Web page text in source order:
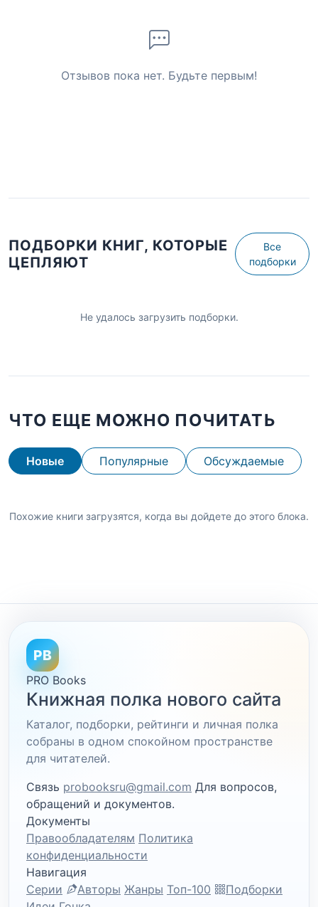
Отзывов пока нет. Будьте первым!
ПОДБОРКИ КНИГ, КОТОРЫЕ
ЦЕПЛЯЮТ
Все
подборки
Не удалось загрузить подборки.
ЧТО ЕЩЕ МОЖНО ПОЧИТАТЬ
Новые Популярные Обсуждаемые
Похожие книги загрузятся, когда вы дойдете до этого блока.
PB
PRO Books
Книжная полка нового сайта
Каталог, подборки, рейтинги и личная полка
собраны в одном спокойном пространстве
для читателей.
Связь probooksru@gmail.com Для вопросов,
обращений и документов.
Документы
Правообладателям Политика
конфиденциальности
Навигация
Серии
Авторы Жанры Топ-100
Подборки